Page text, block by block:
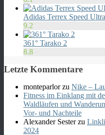
Adidas Terrex Speed Ultra
9.2
361° Tarako 2
8.8
Letzte Kommentare
monteparlorzu Nike –
Fitness im Einklang mit
Waldläufen und
Vor- und Nachteile
Alexander Sesterzu
2024